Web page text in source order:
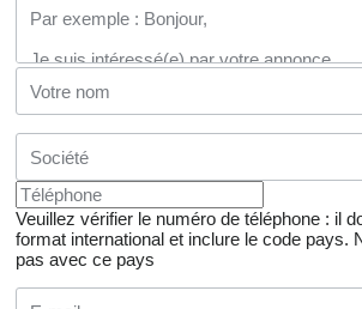
Veuillez vérifier le numéro de téléphone : il
format international et inclure le code pays.
pas avec ce pays